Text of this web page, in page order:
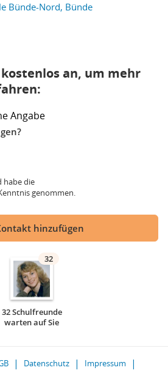
Bünde-Nord, Bünde
an, um mehr
Angabe
habe die
genommen.
hinzufügen
32
32 Schulfreunde
warten auf Sie
Datenschutz
Impressum